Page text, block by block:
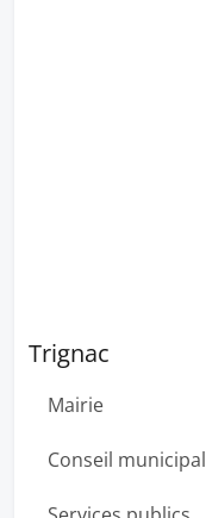
Trignac
Mairie
Conseil municipal